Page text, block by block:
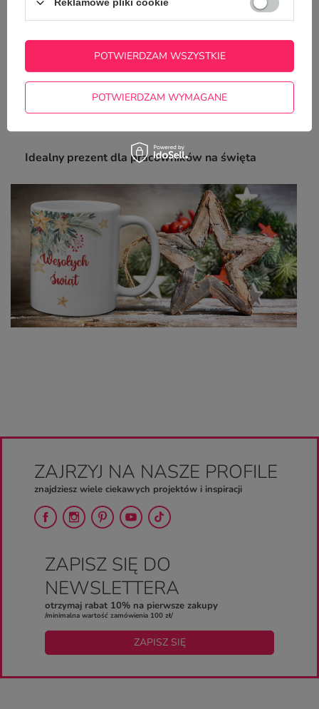
Idealny prezent dla pracowników na święta
ZAJRZYJ NA NASZE PROFILE
znajdziesz wiele ciekawych projektów i inspiracji
ZAPISZ SIĘ DO
NEWSLETTERA
otrzymaj rabat 10% na pierwsze zakupy
/minimalna wartość zamówienia 100 zł/
ZAPISZ SIĘ
POTWIERDZAM WYMAGANE
POTWIERDZAM WSZYSTKIE